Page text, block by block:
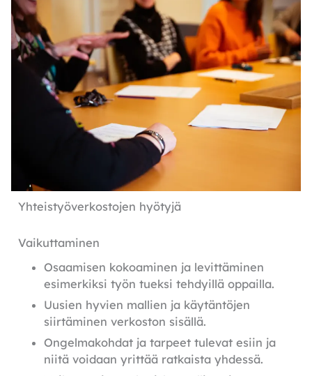
Yhteistyöverkostojen hyötyjä
Vaikuttaminen
Osaamisen kokoaminen ja levittäminen
esimerkiksi työn tueksi tehdyillä oppailla.
Uusien hyvien mallien ja käytäntöjen
siirtäminen verkoston sisällä.
Ongelmakohdat ja tarpeet tulevat esiin ja
niitä voidaan yrittää ratkaista yhdessä.